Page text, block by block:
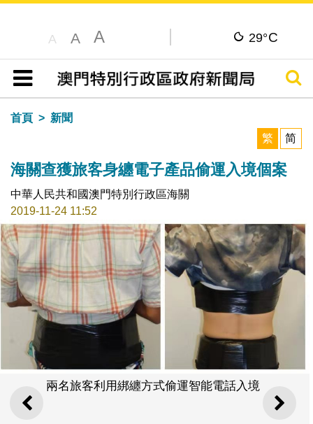
A A A 29°C
目錄
搜尋
首頁
新聞
繁
简
海關查獲旅客身纏電子產品偷運入境個案
中華人民共和國澳門特別行政區海關
2019-11-24 11:52
上一則 下一
兩名旅客利用綁纏方式偷運智能電話入境